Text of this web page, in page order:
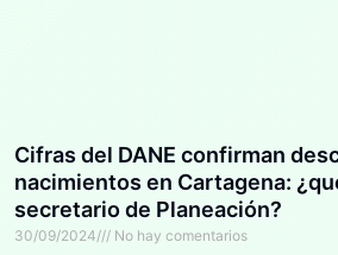
Cifras del DANE confirman
nacimientos en Cartagena:
secretario de Planeación?
30/09/2024 No hay comentarios